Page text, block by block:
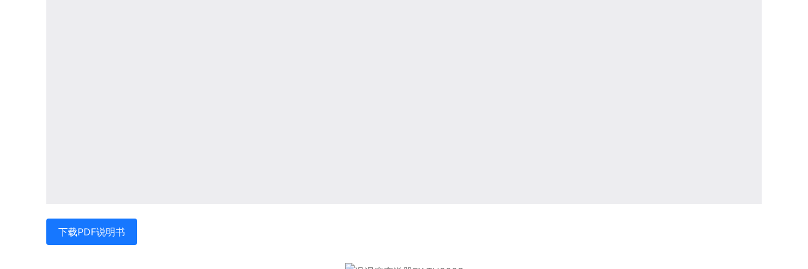
下载PDF说明书